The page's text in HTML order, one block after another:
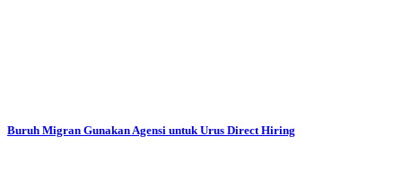
Buruh Migran Gunakan Agensi untuk Urus Direct Hiring